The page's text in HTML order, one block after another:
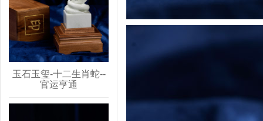
玉石玉玺-十二生肖蛇--
官运亨通